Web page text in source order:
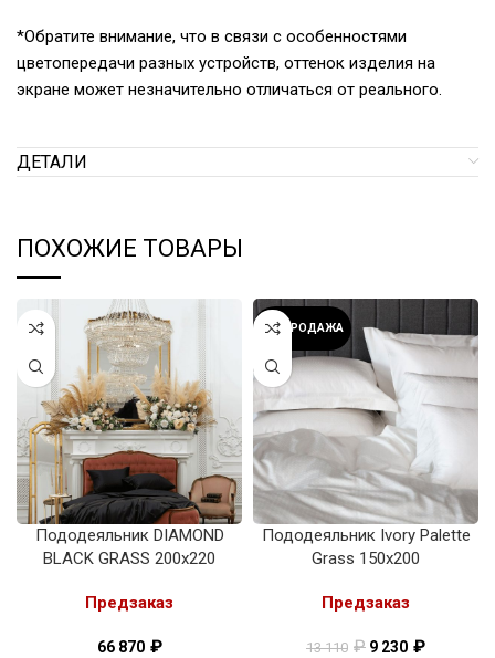
*Обратите внимание, что в связи с особенностями
цветопередачи разных устройств, оттенок изделия на
экране может незначительно отличаться от реального.
ДЕТАЛИ
ПОХОЖИЕ ТОВАРЫ
Пододеяльник DIAMOND
BLACK GRASS 200х220
Предзаказ
66 870 ₽
РАСПРОДАЖА
Пододеяльник Ivory Palette
Grass 150х200
Предзаказ
13 110 ₽ 9 230 ₽